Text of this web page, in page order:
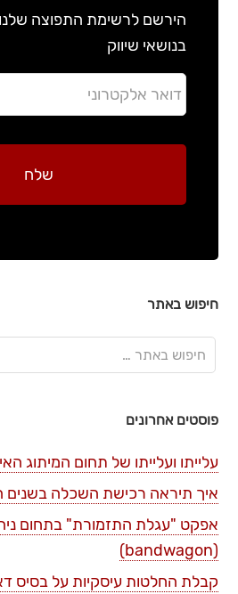
הירשם לרשימת התפוצה
בנושאי שיווק
חיפוש באתר
פוסטים אחרונים
עלייתו ועלייתו של תחום המיתוג
איך תיראה רכישת השכלה בשנים
אפקט "עגלת התזמורת" בתחום
(bandwagon)
קבלת החלטות עיסקיות על בסיס